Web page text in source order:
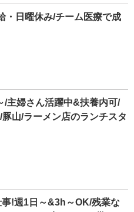
・日曜休み/チーム医療で成
/主婦さん活躍中&扶養内可/
山/ラーメン店のランチスタ
!週1日～&3h～OK/残業な